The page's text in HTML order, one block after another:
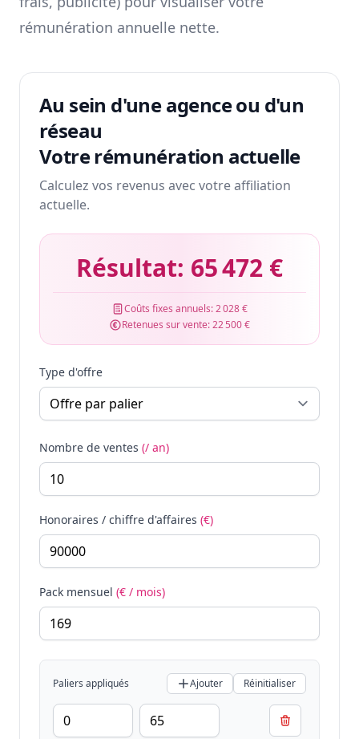
rémunération annuelle nette.
Au sein d'une agence ou d'un
réseau
Votre rémunération actuelle
Calculez vos revenus avec votre affiliation
actuelle.
Résultat: 65 472 €
Coûts fixes annuels:2 028 €
Retenues sur vente:22 500 €
Type d'offre
Nombre de ventes (/ an)
Honoraires / chiffre d'affaires (€)
Pack mensuel (€ / mois)
Paliers appliqués Ajouter Réinitialiser